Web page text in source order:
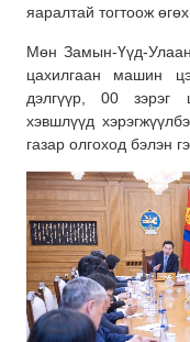
яаралтай тогтоож
Мөн Замын-Үүд-
цахилгаан машин
дэлгүүр, 00 зэрэг
хэвшлүүд
газар олгоход бэлэн